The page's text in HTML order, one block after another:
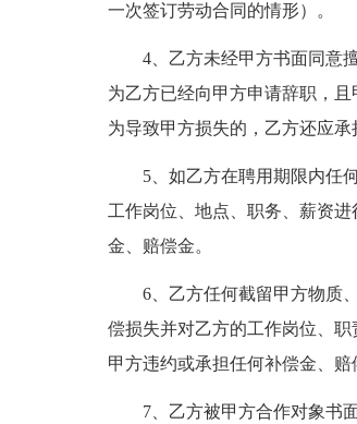
一次签订劳动合同的情形）。
4、乙方未经甲方书面同意
为乙方已经向甲方申请辞职，
为导致甲方损失的，乙方还应承
5、如乙方在聘用期限内任
工作岗位、地点、职务、薪资
金、赔偿金。
6、乙方任何截留甲方物质
偿损失并对乙方的工作岗位、
甲方违约或承担任何补偿金、赔
7、乙方被甲方合作对象书